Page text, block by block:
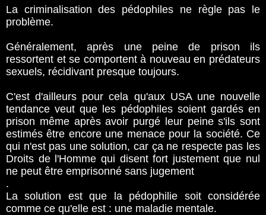
La criminalisation des pédophiles ne règle pas le
problème.
Généralement, après une peine de prison ils
ressortent et se comportent à nouveau en prédateurs
sexuels, récidivant presque toujours.
C'est d'ailleurs pour cela qu'aux USA une nouvelle
tendance veut que les pédophiles soient gardés en
prison même après avoir purgé leur peine s'ils sont
estimés être encore une menace pour la société. Ce
qui n'est pas une solution, car ça ne respecte pas les
Droits de l'Homme qui disent fort justement que nul
ne peut être emprisonné sans jugement
.
La solution est que la pédophilie soit considérée
comme ce qu'elle est : une maladie mentale.